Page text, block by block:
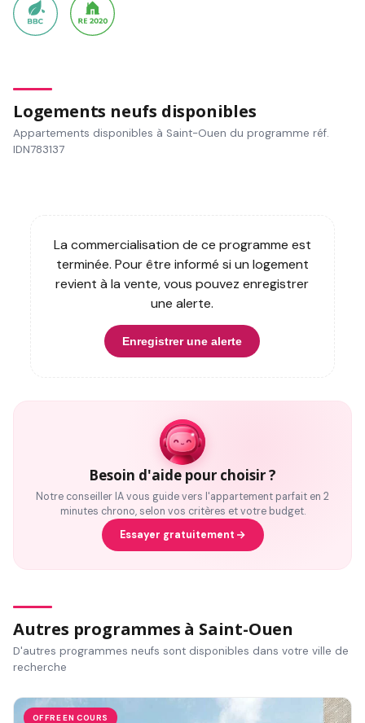
Logements neufs disponibles
Appartements disponibles à Saint-Ouen du programme réf.
IDN783137
La commercialisation de ce programme est
terminée. Pour être informé si un logement
revient à la vente, vous pouvez enregistrer
une alerte.
Enregistrer une alerte
Besoin d'aide pour choisir ?
Notre conseiller IA vous guide vers l'appartement parfait en 2
minutes chrono, selon vos critères et votre budget.
Essayer gratuitement
Autres programmes à Saint-Ouen
D'autres programmes neufs sont disponibles dans votre ville de
recherche
OFFRE EN COURS